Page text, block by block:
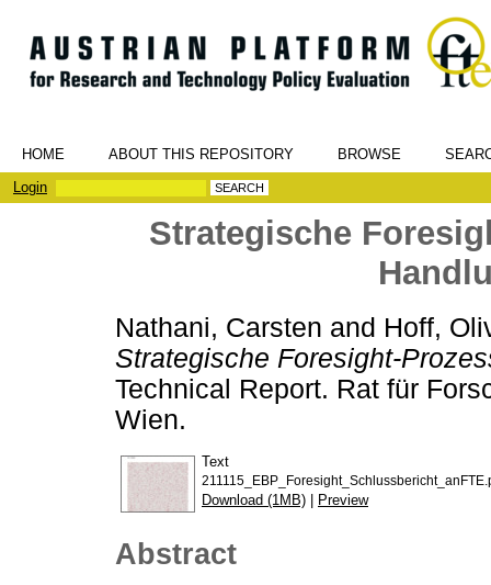
HOME ABOUT THIS REPOSITORY BROWSE
Login
Strategische
Nathani, Carsten and Hoff,
Strategische Foresight-
Technical Report. Rat für
Wien.
Text
Download (1MB) | Preview
Abstract